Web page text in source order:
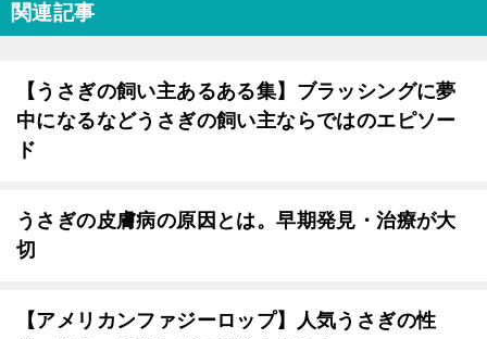
関連記事
【うさぎの飼い主あるある集】ブラッシングに夢
中になるなどうさぎの飼い主ならではのエピソー
ド
うさぎの皮膚病の原因とは。早期発見・治療が大
切
【アメリカンファジーロップ】人気うさぎの性